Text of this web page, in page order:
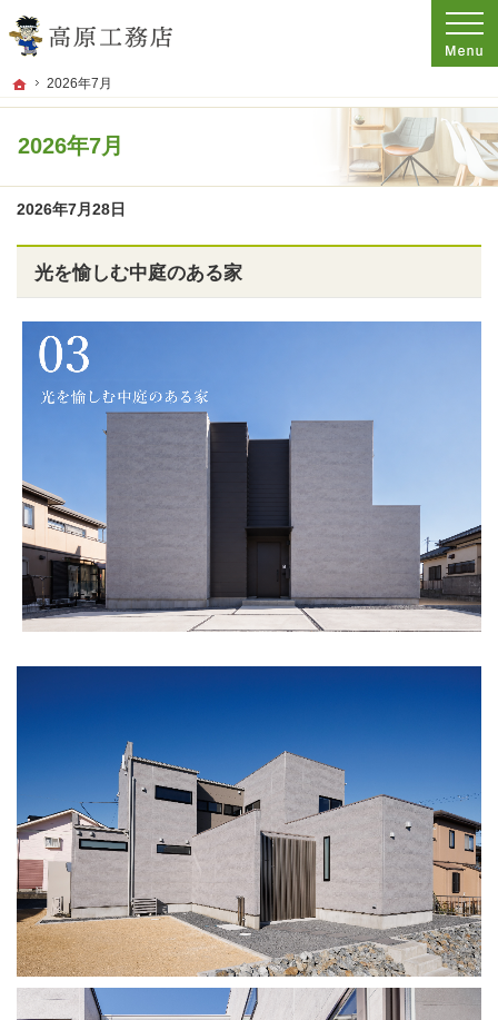
ホーム
2026年7月
2026年7月
プロの目線からご提案。香川県観音寺市の注文住宅・新築戸建てを手がける工務
香川県観音寺市・注文住宅・新築戸建てを手がける工務店なら高原工務店
2026年7月28日
光を愉しむ中庭のある家